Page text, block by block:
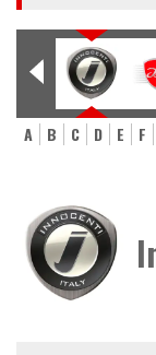
A B C D E F